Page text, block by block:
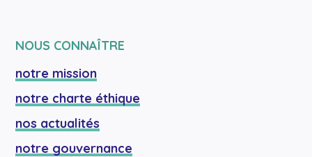
NOUS CONNAÎTRE
notre mission
notre charte éthique
nos actualités
notre gouvernance